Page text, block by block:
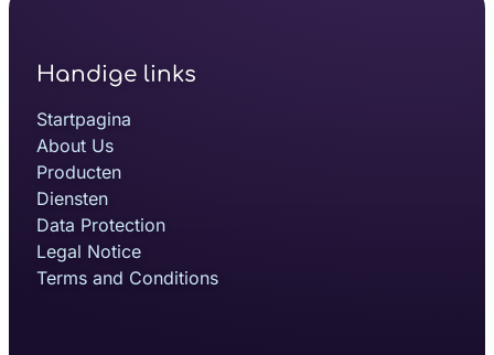
Handige links
Startpagina
About Us
Producten
Diensten
Data Protection
Legal Notice
Terms and Conditions